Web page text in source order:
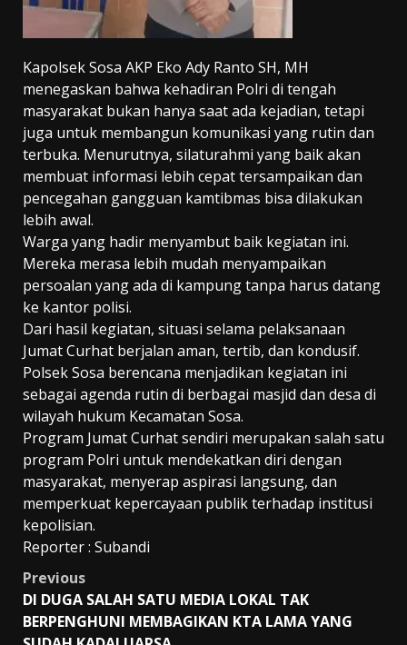
Kapolsek Sosa AKP Eko Ady Ranto SH, MH
menegaskan bahwa kehadiran Polri di tengah
masyarakat bukan hanya saat ada kejadian, tetapi
juga untuk membangun komunikasi yang rutin dan
terbuka. Menurutnya, silaturahmi yang baik akan
membuat informasi lebih cepat tersampaikan dan
pencegahan gangguan kamtibmas bisa dilakukan
lebih awal.
Warga yang hadir menyambut baik kegiatan ini.
Mereka merasa lebih mudah menyampaikan
persoalan yang ada di kampung tanpa harus datang
ke kantor polisi.
Dari hasil kegiatan, situasi selama pelaksanaan
Jumat Curhat berjalan aman, tertib, dan kondusif.
Polsek Sosa berencana menjadikan kegiatan ini
sebagai agenda rutin di berbagai masjid dan desa di
wilayah hukum Kecamatan Sosa.
Program Jumat Curhat sendiri merupakan salah satu
program Polri untuk mendekatkan diri dengan
masyarakat, menyerap aspirasi langsung, dan
memperkuat kepercayaan publik terhadap institusi
kepolisian.
Reporter : Subandi
Post
navigation
Previous
DI DUGA SALAH SATU MEDIA LOKAL TAK
BERPENGHUNI MEMBAGIKAN KTA LAMA YANG